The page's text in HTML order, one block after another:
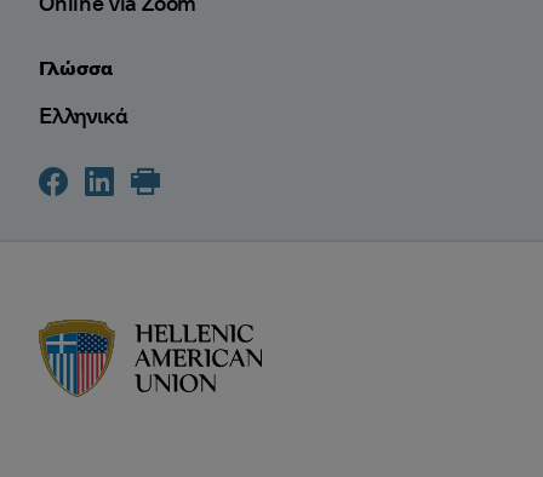
Γλώσσα
Ελληνικά